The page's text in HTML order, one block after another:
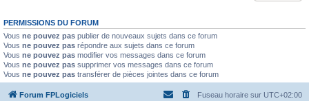
PERMISSIONS DU FORUM
Vous ne pouvez pas publier de nouveaux sujets dans ce forum
Vous ne pouvez pas répondre aux sujets dans ce forum
Vous ne pouvez pas modifier vos messages dans ce forum
Vous ne pouvez pas supprimer vos messages dans ce forum
Vous ne pouvez pas transférer de pièces jointes dans ce forum
Forum FPLogiciels Fuseau horaire sur UTC+02:00